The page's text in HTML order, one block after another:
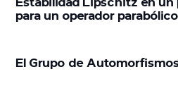
para un operador
El Grupo de